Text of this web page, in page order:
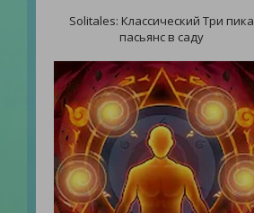
Solitales: Классический Три пика
пасьянс в саду